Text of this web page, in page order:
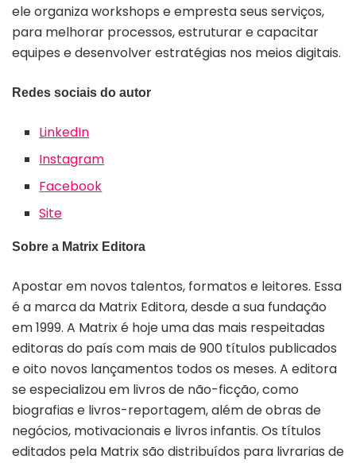
ele organiza workshops e empresta seus serviços,
para melhorar processos, estruturar e capacitar
equipes e desenvolver estratégias nos meios digitais.
Redes sociais do autor
LinkedIn
Instagram
Facebook
Site
Sobre a Matrix Editora
Apostar em novos talentos, formatos e leitores. Essa
é a marca da Matrix Editora, desde a sua fundação
em 1999. A Matrix é hoje uma das mais respeitadas
editoras do país com mais de 900 títulos publicados
e oito novos lançamentos todos os meses. A editora
se especializou em livros de não-ficção, como
biografias e livros-reportagem, além de obras de
negócios, motivacionais e livros infantis. Os títulos
editados pela Matrix são distribuídos para livrarias de